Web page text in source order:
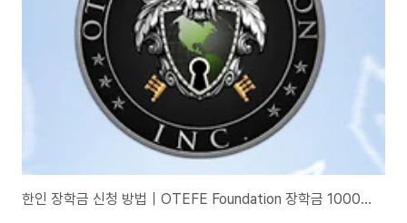
한인 장학금 신청 방법｜OTEFE Foundation 장학금 1000불~10000불 받는 방법